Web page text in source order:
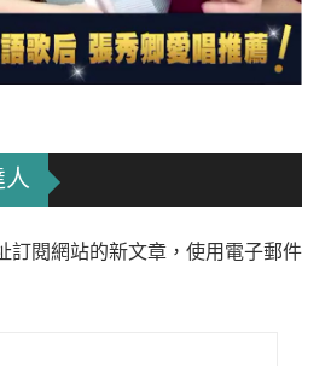
訂閱網站的新文章，使用電子郵件